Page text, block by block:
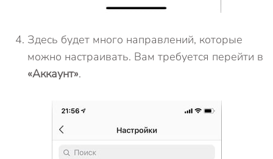
Здесь будет много направлений, которые
можно настраивать. Вам требуется перейти в
«Аккаунт».